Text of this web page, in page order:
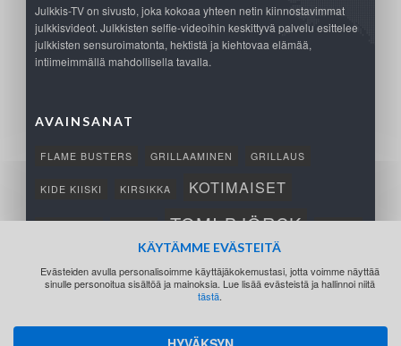
Julkkis-TV on sivusto, joka kokoaa yhteen netin kiinnostavimmat
julkkisvideot. Julkkisten selfie-videoihin keskittyvä palvelu esittelee
julkkisten sensuroimatonta, hektistä ja kiehtovaa elämää,
intiimeimmällä mahdollisella tavalla.
AVAINSANAT
FLAME BUSTERS GRILLAAMINEN GRILLAUS
KIDE KIISKI KIRSIKKA KOTIMAISET
TOMI BJÖRCK
KÄYTÄMME EVÄSTEITÄ
Evästeiden avulla personalisoimme käyttäjäkokemustasi, jotta voimme näyttää
sinulle personoitua sisältöä ja mainoksia. Lue lisää evästeistä ja hallinnoi niitä
tästä.